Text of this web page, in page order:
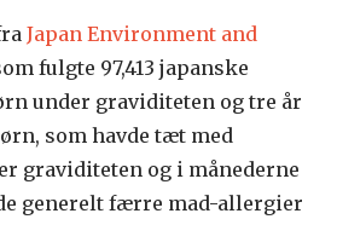
Japan Environment and
fulgte 97,413 japanske
under graviditeten og tre år
som havde tæt med
graviditeten og i månederne
generelt færre mad-allergier